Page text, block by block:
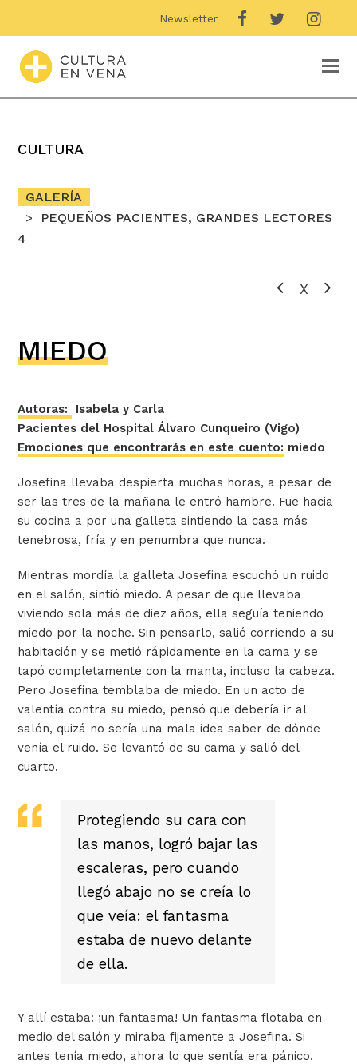
Newsletter
CULTURA
GALERÍA
PEQUEÑOS PACIENTES, GRANDES LECTORES
4
X
MIEDO
Autoras:
Isabela y Carla
Pacientes del Hospital Álvaro Cunqueiro (Vigo)
Emociones que encontrarás en este cuento: miedo
Josefina llevaba despierta muchas horas, a pesar de
ser las tres de la mañana le entró hambre. Fue hacia
su cocina a por una galleta sintiendo la casa más
tenebrosa, fría y en penumbra que nunca.
Mientras mordía la galleta Josefina escuchó un ruido
en el salón, sintió miedo. A pesar de que llevaba
viviendo sola más de diez años, ella seguía teniendo
miedo por la noche. Sin pensarlo, salió corriendo a su
habitación y se metió rápidamente en la cama y se
tapó completamente con la manta, incluso la cabeza.
Pero Josefina temblaba de miedo. En un acto de
valentía contra su miedo, pensó que debería ir al
salón, quizá no sería una mala idea saber de dónde
venía el ruido. Se levantó de su cama y salió del
cuarto.
Protegiendo su cara con
las manos, logró bajar las
escaleras, pero cuando
llegó abajo no se creía lo
que veía: el fantasma
estaba de nuevo delante
de ella.
Y allí estaba: ¡un fantasma! Un fantasma flotaba en
medio del salón y miraba fijamente a Josefina. Si
antes tenía miedo, ahora lo que sentía era pánico.